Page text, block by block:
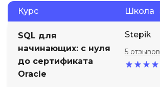
Курс Школа
SQL для
начинающих: с нуля
до сертификата
Oracle
Stepik
5 отзывов
Дизайн
Аналитика
Менеджмент